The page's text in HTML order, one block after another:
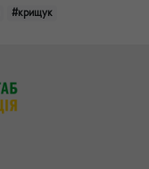
#крищук